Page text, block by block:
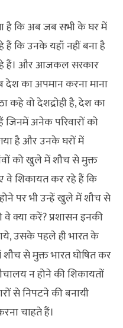
है कि अब जब सभी के घर में
कि उनके यहाँ नहीं बना है
हैं। और आजकल सरकार
का अपमान करना माना
कहे वो देशद्रोही है, देश का
जिनमें अनेक परिवारों को
है और उनके घरों में
को खुले में शौच से मुक्त
वे शिकायत कर रहे हैं कि
पर भी उन्हें खुले में शौच से
वे क्या करें? प्रशासन इनकी
उसके पहले ही भारत के
शौच से मुक्त भारत घोषित कर
न होने की शिकायतों
से निपटने की बनायी
चाहते हैं।